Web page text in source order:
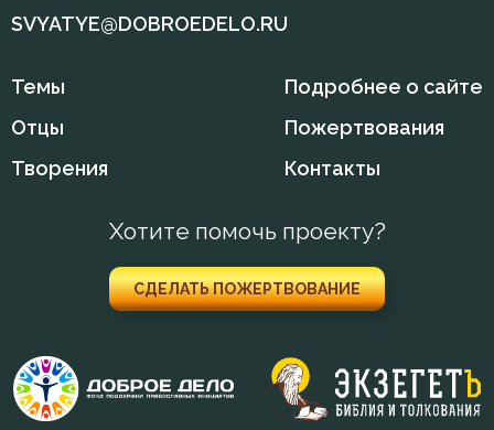
SVYATYE@DOBROEDELO.RU
Темы
Отцы
Творения
Подробнее о сайте
Пожертвования
Контакты
Хотите помочь проекту?
СДЕЛАТЬ ПОЖЕРТВОВАНИЕ